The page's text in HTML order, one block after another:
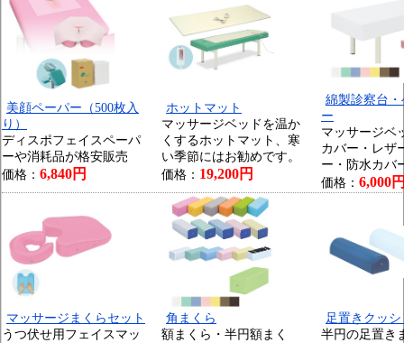
美顔ペーパー（500枚入
り）
ディスポフェイスペーパ
ーや消耗品が格安販売
価格： 6,840円
ホットマット
マッサージベッドを温か
くするホットマット、寒
い季節にはお勧めです。
価格： 19,200円
綿製診察台
ー
マッサージベ
カバー・レザ
ー・防水カバ
価格： 6,000
マッサージまくらセット
うつ伏せ用フェイスマッ
角まくら
額まくら・半円額まく
足置きクッシ
半円の足置き